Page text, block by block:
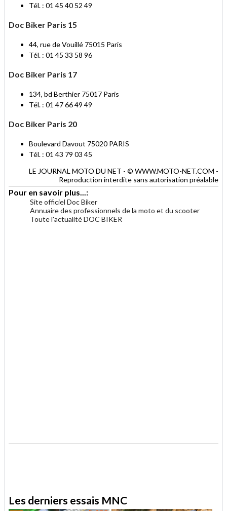
Tél. : 01 45 40 52 49
Doc Biker Paris 15
44, rue de Vouillé 75015 Paris
Tél. : 01 45 33 58 96
Doc Biker Paris 17
134, bd Berthier 75017 Paris
Tél. : 01 47 66 49 49
Doc Biker Paris 20
Boulevard Davout 75020 PARIS
Tél. : 01 43 79 03 45
LE JOURNAL MOTO DU NET - © WWW.MOTO-NET.COM -
Reproduction interdite sans autorisation préalable
Pour en savoir plus...:
Site officiel Doc Biker
Annuaire des professionnels de la moto et du scooter
Toute l'actualité DOC BIKER
Les derniers essais MNC